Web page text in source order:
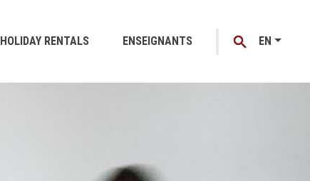
HOLIDAY RENTALS ENSEIGNANTS EN